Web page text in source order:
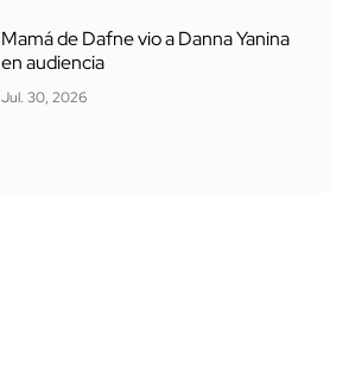
Mamá de Dafne vio a Danna Yanina
en audiencia
Jul. 30, 2026